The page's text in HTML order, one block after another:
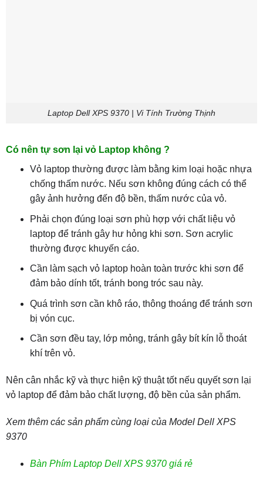
Laptop Dell XPS 9370 | Vi Tính Trường Thịnh
Có nên tự sơn lại vỏ Laptop không ?
Vỏ laptop thường được làm bằng kim loại hoặc nhựa
chống thấm nước. Nếu sơn không đúng cách có thể
gây ảnh hưởng đến độ bền, thấm nước của vỏ.
Phải chọn đúng loại sơn phù hợp với chất liệu vỏ
laptop để tránh gây hư hỏng khi sơn. Sơn acrylic
thường được khuyến cáo.
Cần làm sạch vỏ laptop hoàn toàn trước khi sơn để
đảm bảo dính tốt, tránh bong tróc sau này.
Quá trình sơn cần khô ráo, thông thoáng để tránh sơn
bị vón cục.
Cần sơn đều tay, lớp mỏng, tránh gây bít kín lỗ thoát
khí trên vỏ.
Nên cân nhắc kỹ và thực hiện kỹ thuật tốt nếu quyết sơn lại
vỏ laptop để đảm bảo chất lượng, độ bền của sản phẩm.
Xem thêm các sản phẩm cùng loại của Model Dell XPS
9370
Bàn Phím Laptop Dell XPS 9370 giá rẻ